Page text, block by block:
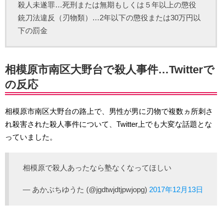
殺人未遂罪…死刑または無期もしくは５年以上の懲役
銃刀法違反（刃物類）…2年以下の懲役または30万円以
下の罰金
相模原市南区大野台で殺人事件…Twitterで
の反応
相模原市南区大野台の路上で、男性が男に刃物で複数ヵ所刺さ
れ殺害された殺人事件について、Twitter上でも大変な話題とな
っていました。
相模原で殺人あったなら塾なくなってほしい
— あかぶちゆうた (@jgdtwjdtjpwjopg) 2017年12月13日